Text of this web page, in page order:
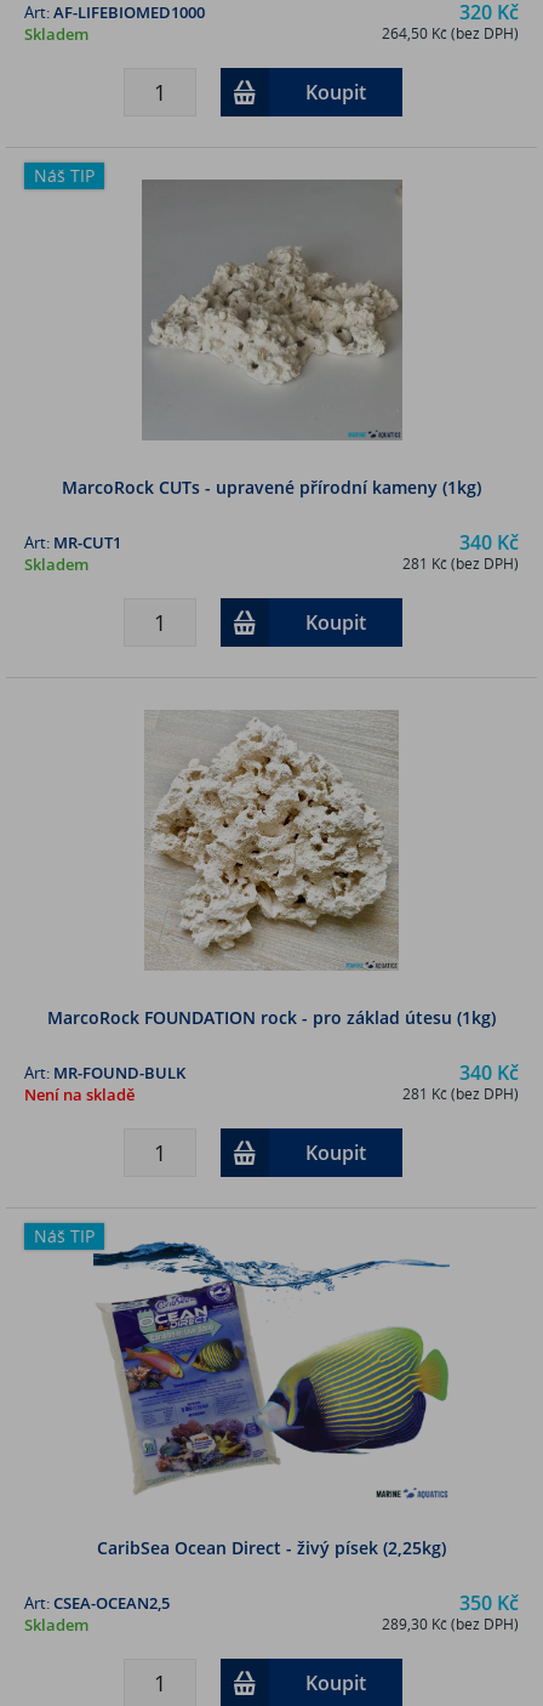
320 Kč
264,50 Kč (bez DPH)
Art:AF-LIFEBIOMED1000
Skladem
Koupit
Náš TIP
MarcoRock CUTs - upravené přírodní kameny (1kg)
340 Kč
281 Kč (bez DPH)
Art: MR-CUT1
Skladem
Koupit
MarcoRock FOUNDATION rock - pro základ útesu (1kg)
340 Kč
281 Kč (bez DPH)
Art: MR-FOUND-BULK
Není na skladě
Koupit
Náš TIP
CaribSea Ocean Direct - živý písek (2,25kg)
350 Kč
289,30 Kč (bez DPH)
Art:CSEA-OCEAN2,5
Skladem
Koupit